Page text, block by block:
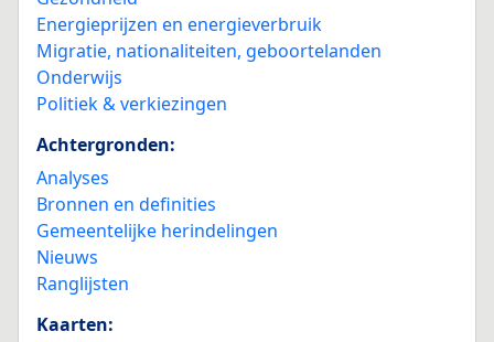
Energieprijzen en energieverbruik
Migratie, nationaliteiten, geboortelanden
Onderwijs
Politiek & verkiezingen
Achtergronden:
Analyses
Bronnen en definities
Gemeentelijke herindelingen
Nieuws
Ranglijsten
Kaarten: